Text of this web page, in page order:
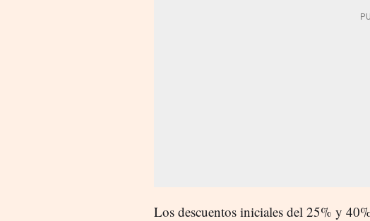
Los descuentos iniciales del 25% y